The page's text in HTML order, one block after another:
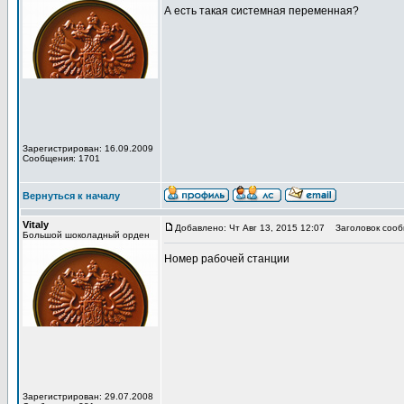
Зарегистрирован: 16.09.2009
Сообщения: 1701
А есть такая системная переменная?
Вернуться к началу
Vitaly
Большой шоколадный орден
Зарегистрирован: 29.07.2008
Добавлено: Чт Авг 13, 2015 12:07 Заголовок
Номер рабочей станции